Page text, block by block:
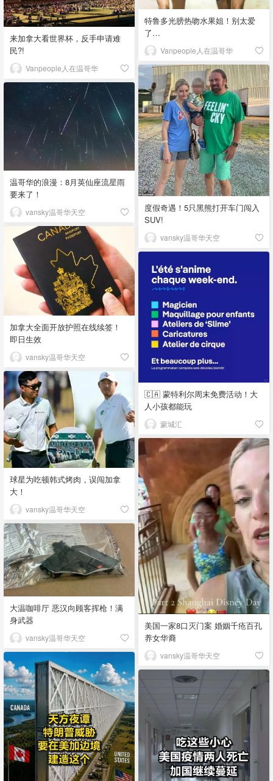
特鲁多光膀热吻水果姐！别太爱
了…
Vanpeople人在温哥华
来加拿大看世界杯，反手申请难
民?!
Vanpeople人在温哥华
度假奇遇！5只黑熊打开车门闯入
SUV!
vansky温哥华天空
温哥华的浪漫：8月英仙座流星雨
要来了！
vansky温哥华天空
加拿大全面开放护照在线续签！
即日生效
vansky温哥华天空
🇨🇦 蒙特利尔周末免费活动！大
人小孩都能玩
蒙城汇
球星为吃顿韩式烤肉，误闯加拿
大！
vansky温哥华天空
美国一家8口灭门案 婚姻千疮百孔
养女华裔
vansky温哥华天空
大温咖啡厅 恶汉向顾客挥枪！满
身武器
vansky温哥华天空